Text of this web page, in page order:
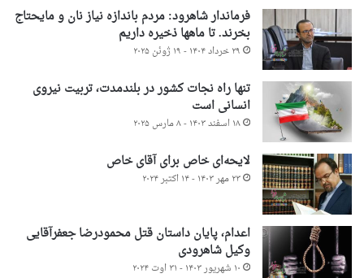
فرماندار شاهرود: مردم باندازه نیاز نان و مایحتاج
بخرند. تا ماهها ذخیره داریم
۲۹ خرداد ۱۴۰۴ - ۱۹ ژوئن ۲۰۲۵
تنها راه نجات کشور در بلندمدت، تربیت نیروی
انسانی است
۱۸ اسفند ۱۴۰۳ - ۸ مارس ۲۰۲۵
لایحه‌ای خاص برای آقای خاص
۲۳ مهر ۱۴۰۳ - ۱۴ اکتبر ۲۰۲۴
اعدام، پایان داستان قتل محمودرضا جعفرآقایی
وکیل شاهرودی
۱۰ شهریور ۱۴۰۳ - ۳۱ اوت ۲۰۲۴